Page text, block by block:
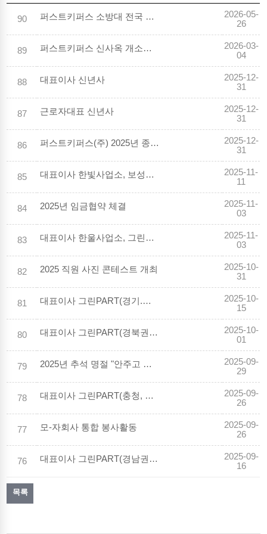
90 퍼스트키퍼스 소방대 전국 최고 소방기술 입증
2026-05-
26
89 퍼스트키퍼스 신사옥 개소식 개최
2026-03-
04
88 대표이사 신년사
2025-12-
31
87 근로자대표 신년사
2025-12-
31
86 퍼스트키퍼스(주) 2025년 종무식
2025-12-
31
85 대표이사 한빛사업소, 보성강수력 현장경영
2025-11-
11
84 2025년 임금협약 체결
2025-11-
03
83 대표이사 한울사업소, 그린PART(강원권) 현장경영
2025-11-
03
82 2025 직원 사진 콘테스트 개최
2025-10-
31
81 대표이사 그린PART(경기.강원권) 현장경영
2025-10-
15
80 대표이사 그린PART(경북권) 현장경영
2025-10-
01
79 2025년 추석 명절 "안주고 안받기" 캠페인
2025-09-
29
78 대표이사 그린PART(충청, 전북) 현장경영
2025-09-
26
77 모-자회사 통합 봉사활동
2025-09-
26
76 대표이사 그린PART(경남권) 현장경영
2025-09-
16
목록